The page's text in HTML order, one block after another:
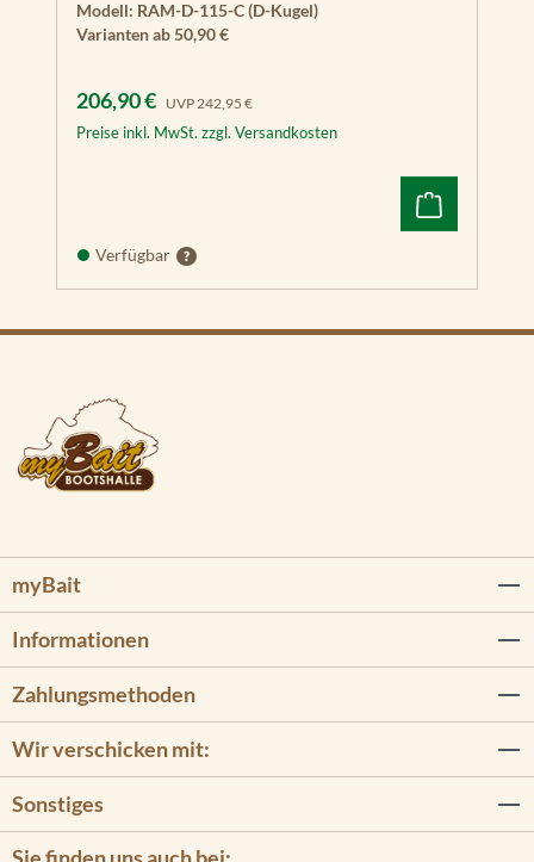
Modell: RAM-D-115-C (D-Kugel)
Varianten ab50,90 €
Verkaufspreis:
206,90 € UVP 242,95 €
Preise inkl. MwSt. zzgl. Versandkosten
Verfügbar
myBait
Informationen
Zahlungsmethoden
Wir verschicken mit:
Sonstiges